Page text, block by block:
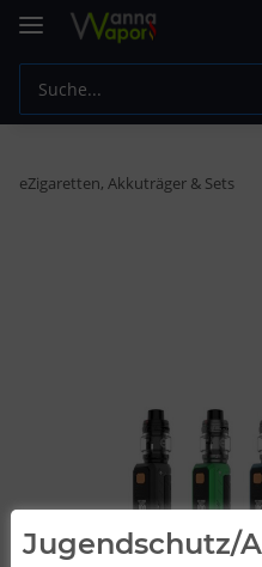
eZigaretten, Akkuträger & Sets
Jugendschutz/